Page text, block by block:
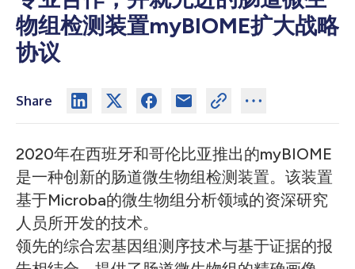
物组检测装置myBIOME扩大战略
协议
Share
2020年在西班牙和哥伦比亚推出的myBIOME
是一种创新的肠道微生物组检测装置。该装置
基于Microba的微生物组分析领域的资深研究
人员所开发的技术。
领先的综合宏基因组测序技术与基于证据的报